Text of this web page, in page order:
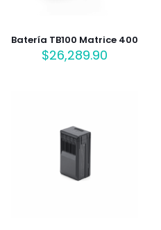
Batería TB100 Matrice 400
$26,289.90